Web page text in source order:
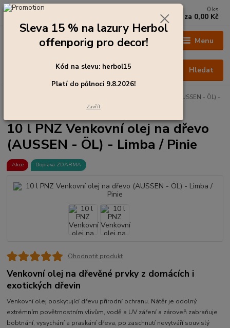
Menu
Hledat
+420 273 136 255
0 ks
za 0,00 Kč
10 l PNZ Venkovní olej na dřevo (AUSSEN - ÖL) -
10 l PNZ Venkovní olej na dřevo
(AUSSEN - ÖL) - Limba / Pinie
Akce Doprava ZDARMA
Ohodnotit produkt
Venkovní olej na dřevěné prvky z domácích i
exotických dřevin
Venkovní olej poskytující dřevu přírodní ochranu. Nátěr je odolný
extrémním povětrnostním vlivům, vodě a UV záření a zároveň zabraňuje
bobtnání, vysychání a praskání dřeva, po zaschnutí nevytváří souvislý
Sleva 15 % na lazury Herbol
offenporig pro decor!
Kód na slevu: herbol15
Platí do půlnoci 9.8.2026!
Zavřít